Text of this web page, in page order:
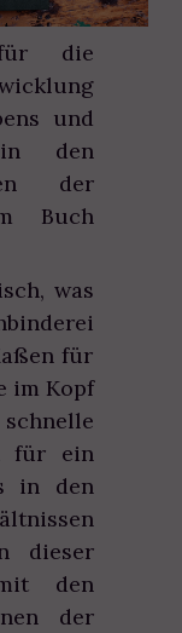
die
und
den
der
Buch
was
für
im Kopf
für ein
in den
dieser
den
der